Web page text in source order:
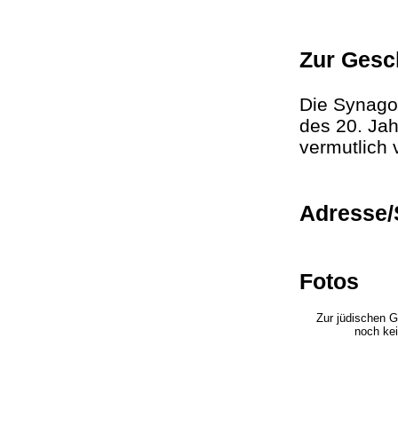
Zur
Die
des 20.
vermutlich
Fotos
Zur jüdischen
noch